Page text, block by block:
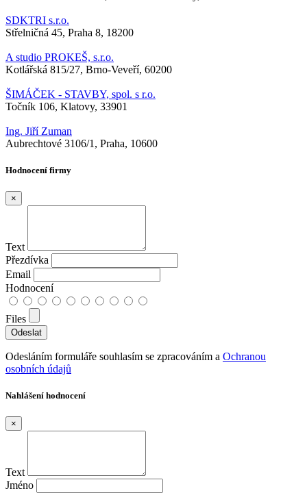
SDKTRI s.r.o.
Střelničná 45, Praha 8, 18200
A studio PROKEŠ, s.r.o.
Kotlářská 815/27, Brno-Veveří, 60200
ŠIMÁČEK - STAVBY, spol. s r.o.
Točník 106, Klatovy, 33901
Ing. Jiří Zuman
Aubrechtové 3106/1, Praha, 10600
Hodnocení firmy
×
Text
Přezdívka
Email
Hodnocení
Files
Odesláním formuláře souhlasím se zpracováním a Ochranou
osobních údajů
Nahlášení hodnocení
×
Text
Jméno